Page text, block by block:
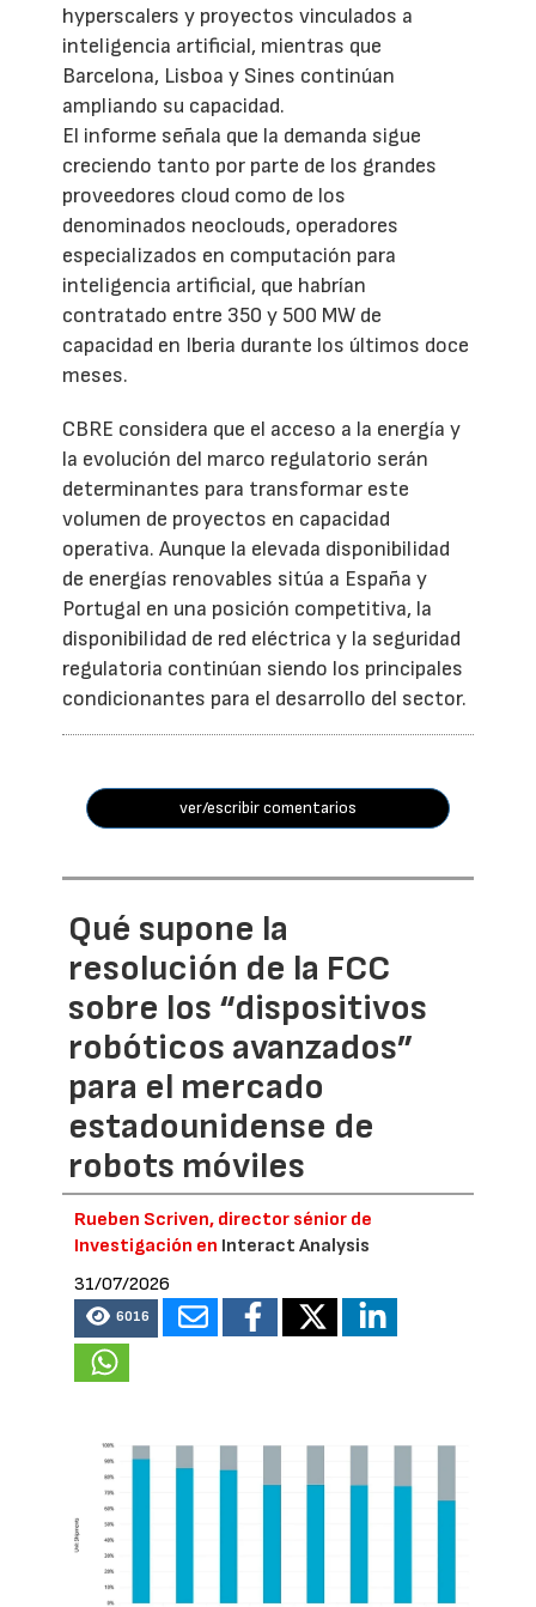
hyperscalers y proyectos vinculados a
inteligencia artificial, mientras que
Barcelona, Lisboa y Sines continúan
ampliando su capacidad.
El informe señala que la demanda sigue
creciendo tanto por parte de los grandes
proveedores cloud como de los
denominados neoclouds, operadores
especializados en computación para
inteligencia artificial, que habrían
contratado entre 350 y 500 MW de
capacidad en Iberia durante los últimos doce
meses.
CBRE considera que el acceso a la energía y
la evolución del marco regulatorio serán
determinantes para transformar este
volumen de proyectos en capacidad
operativa. Aunque la elevada disponibilidad
de energías renovables sitúa a España y
Portugal en una posición competitiva, la
disponibilidad de red eléctrica y la seguridad
regulatoria continúan siendo los principales
condicionantes para el desarrollo del sector.
ver/escribir comentarios
Qué supone la
resolución de la FCC
sobre los “dispositivos
robóticos avanzados”
para el mercado
estadounidense de
robots móviles
Rueben Scriven, director sénior de
Investigación en Interact Analysis
31/07/2026
6016